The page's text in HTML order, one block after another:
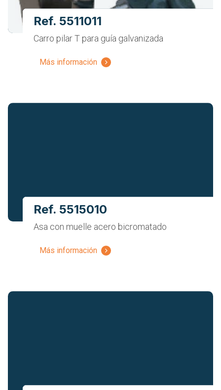
Ref. 5511011
Carro pilar T para guía galvanizada
Más información
Ref. 5515010
Asa con muelle acero bicromatado
Más información